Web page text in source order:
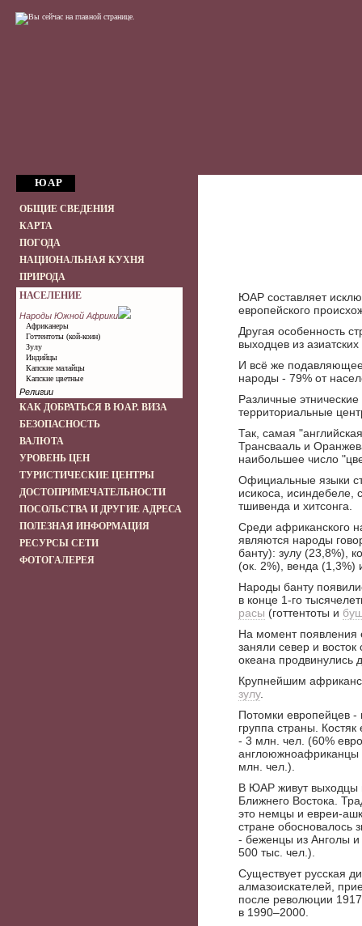
ЮАР
ОБЩИЕ СВЕДЕНИЯ
КАРТА
ПОГОДА
НАЦИОНАЛЬНАЯ КУХНЯ
ПРИРОДА
НАСЕЛЕНИЕ
Народы Южной Африки
Африканеры
Готтентоты (кой-коин)
Зулу
Индийцы
Капские малайцы
Капские цветные
Религии
КАК ДОБРАТЬСЯ В ЮАР. ВИЗА
БЕЗОПАСНОСТЬ
ВАЛЮТА
УРОВЕНЬ ЦЕН
ТУРИСТИЧЕСКИЕ ЦЕНТРЫ
ДОСТОПРИМЕЧАТЕЛЬНОСТИ
ПОСОЛЬСТВА И ДРУГИЕ АДРЕСА
ПОЛЕЗНАЯ ИНФОРМАЦИЯ
РЕСУРСЫ СЕТИ
ФОТОГАЛЕРЕЯ
ЮАР составляет
европейского
Другая особенность
выходцев из
И всё же
народы - 79% от
Различные
территориальные
Так, самая
Трансвааль и
наибольшее число
Официальные языки
исикоса, исиндебеле,
тшивенда и хитсонга.
Среди африканского
являются народы
банту): зулу (23,8%),
(ок. 2%), венда (1,3%)
Народы банту
в конце 1-го
расы (готтентоты и
На момент появления
заняли север и
океана продвинулись
Крупнейшим
зулу.
Потомки европейцев -
группа страны.
- 3 млн. чел. (60%
англоюжноафриканцы
млн. чел.).
В ЮАР живут выходцы
Ближнего Востока.
это немцы и евреи-
стране обосновалось
- беженцы из Анголы
500 тыс. чел.).
Существует русская
алмазоискателей,
после революции
в 1990–2000.